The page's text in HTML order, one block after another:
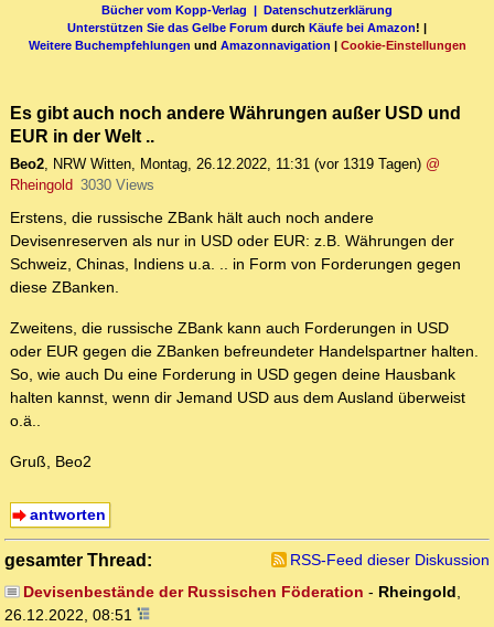
Bücher vom Kopp-Verlag | Datenschutzerklärung
Unterstützen Sie das Gelbe Forum durch Käufe bei Amazon! |
Weitere Buchempfehlungen und Amazonnavigation | Cookie-Einstellungen
Es gibt auch noch andere Währungen außer USD und
EUR in der Welt ..
Beo2, NRW Witten, Montag, 26.12.2022, 11:31 (vor 1319 Tagen) @
Rheingold 3030 Views
Erstens, die russische ZBank hält auch noch andere
Devisenreserven als nur in USD oder EUR: z.B. Währungen der
Schweiz, Chinas, Indiens u.a. .. in Form von Forderungen gegen
diese ZBanken.
Zweitens, die russische ZBank kann auch Forderungen in USD
oder EUR gegen die ZBanken befreundeter Handelspartner halten.
So, wie auch Du eine Forderung in USD gegen deine Hausbank
halten kannst, wenn dir Jemand USD aus dem Ausland überweist
o.ä..
Gruß, Beo2
antworten
gesamter Thread:
RSS-Feed dieser Diskussion
Devisenbestände der Russischen Föderation - Rheingold,
26.12.2022, 08:51